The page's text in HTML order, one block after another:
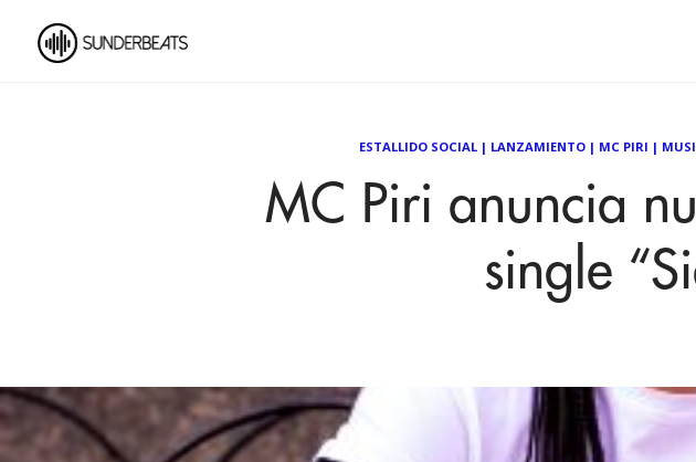
ESTALLIDO SOCIAL | LANZAMIENTO | MC PIRI |
MC Piri anuncia
single